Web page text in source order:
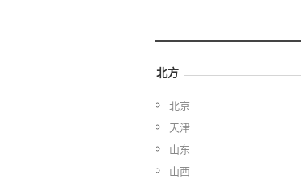
北方
北京
天津
山东
山西